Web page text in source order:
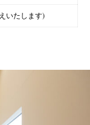
いたします)